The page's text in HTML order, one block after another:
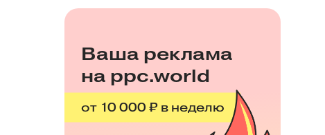
Ваша реклама
на ppc.world
от 10 000 ₽ в неделю